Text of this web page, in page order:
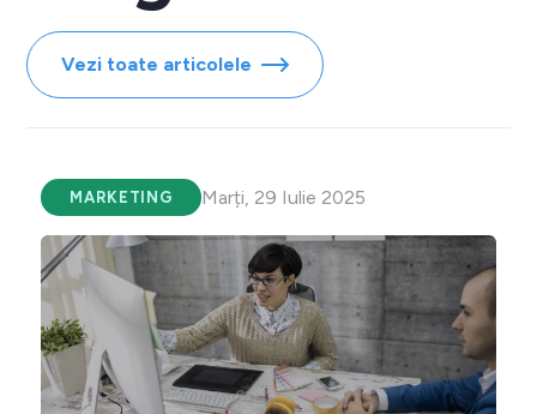
Vezi toate articolele
MARKETING Marți, 29 Iulie 2025